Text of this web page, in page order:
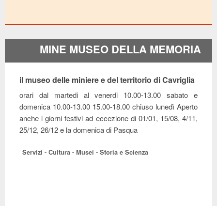
MINE MUSEO DELLA MEMORIA
il museo delle miniere e del territorio di Cavriglia
orari dal martedi al venerdi 10.00-13.00 sabato e
domenica 10.00-13.00 15.00-18.00 chiuso lunedì Aperto
anche i giorni festivi ad eccezione di 01/01, 15/08, 4/11,
25/12, 26/12 e la domenica di Pasqua
Servizi - Cultura - Musei - Storia e Scienza